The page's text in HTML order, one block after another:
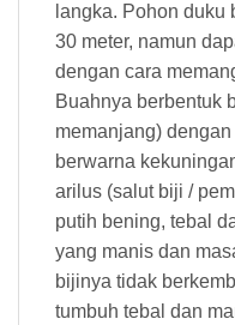
langka. Pohon
30 meter, namun
dengan cara
Buahnya berbentuk
memanjang)
berwarna
arilus (salut biji /
putih bening, tebal
yang manis dan
bijinya tidak
tumbuh tebal dan